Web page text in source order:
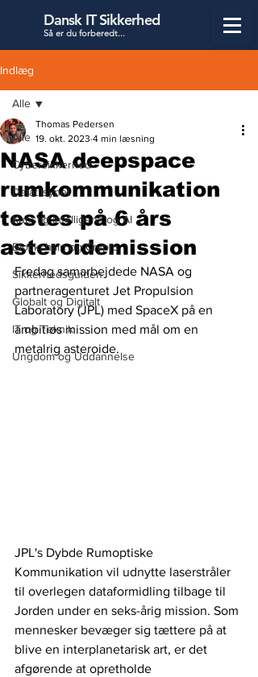
Dansk IT Sikkerhed
Så er du forberedt...
Indlæg
Alle
Cybersikkerhed
Datatilsynet
Kunstig Intelligens og AI
Blockchain og Crypto
Sikkerhedsguiden
Globalt og Digitalt
IT og Teknik
Ungdom og Uddannelse
Alle
NASA deepspace
rumkommunikation
testes på 6 års
asteroidemission
Thomas Pedersen
19. okt. 2023 4 min læsning
Fredag samarbejdede NASA og
partneragenturet Jet Propulsion
Laboratory (JPL) med SpaceX på en
ambitiøs mission med mål om en
metalrig asteroide.
JPL's Dybde Rumoptiske
Kommunikation vil udnytte laserstråler
til overlegen dataformidling tilbage til
Jorden under en seks-årig mission. Som
mennesker bevæger sig tættere på at
blive en interplanetarisk art, er det
afgørende at opretholde